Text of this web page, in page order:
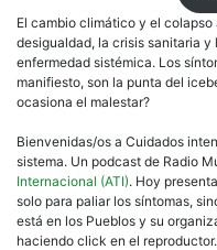
El cambio climático y el
desigualdad, la crisis sanitaria
enfermedad sistémica. Los
manifiesto, son la punta del
ocasiona el malestar?
Bienvenidas/os a Cuidados
sistema. Un podcast de Radio
Internacional (ATI). Hoy
solo para paliar los síntomas,
está en los Pueblos y su
haciendo click en el